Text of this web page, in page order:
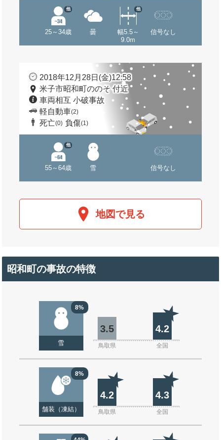
25～34歳
他
曇
幅5.5～
9.0m
他
信号なし
2018年12月28日(金)12:58
米子市昭和町ののそ 付近
車両相互 小破事故
軽自動車(2)
死亡(0) 負傷(1)
55～64歳
他
雪 信号なし
地図で見る
昭和町の事故の特徴
8%
雪
3.5 4.2
鳥取県 全国
8%
舗装（凍結）
4.2 4.3
鳥取県 全国